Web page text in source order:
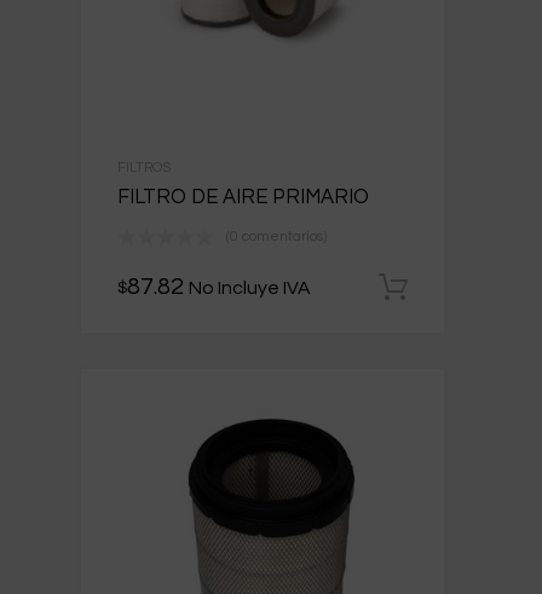
FILTRO DE AIRE PRIMARIO
(0 comentarios)
$87.82 No Incluye IVA